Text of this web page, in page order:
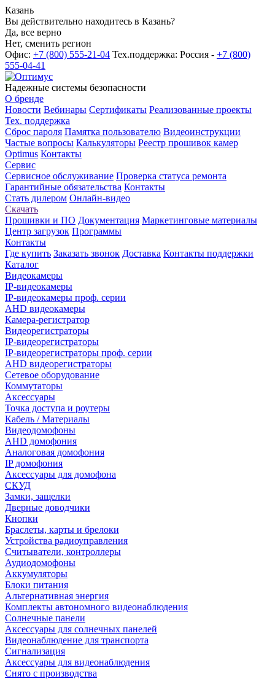
Казань
Вы действительно находитесь в Казань?
Да, все верно
Нет, сменить регион
Офис: +7 (800) 555-21-04 Тех.поддержка: Россия - +7 (800)
555-04-41
Надежные системы безопасности
О бренде
Новости Вебинары Сертификаты Реализованные проекты
Тех. поддержка
Сброс пароля Памятка пользователю Видеоинструкции
Частые вопросы Калькуляторы Реестр прошивок камер
Optimus Контакты
Сервис
Сервисное обслуживание Проверка статуса ремонта
Гарантийные обязательства Контакты
Стать дилером Онлайн-видео
Скачать
Прошивки и ПО Документация Маркетинговые материалы
Центр загрузок Программы
Контакты
Где купить Заказать звонок Доставка Контакты поддержки
Каталог
Видеокамеры
IP-видеокамеры
IP-видеокамеры проф. серии
AHD видеокамеры
Камера-регистратор
Видеорегистраторы
IP-видеорегистраторы
IP-видеорегистраторы проф. серии
AHD видеорегистраторы
Сетевое оборудование
Коммутаторы
Аксессуары
Точка доступа и роутеры
Кабель / Материалы
Видеодомофоны
AHD домофония
Аналоговая домофония
IP домофония
Аксессуары для домофона
СКУД
Замки, защелки
Дверные доводчики
Кнопки
Браслеты, карты и брелоки
Устройства радиоуправления
Считыватели, контроллеры
Аудиодомофоны
Аккумуляторы
Блоки питания
Альтернативная энергия
Комплекты автономного видеонаблюдения
Солнечные панели
Аксессуары для солнечных панелей
Видеонаблюдение для транспорта
Сигнализация
Аксессуары для видеонаблюдения
Снято с производства